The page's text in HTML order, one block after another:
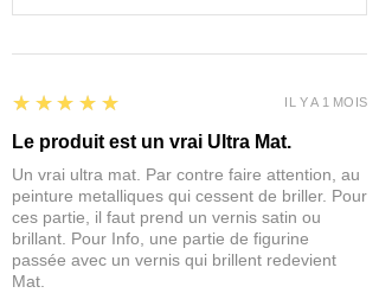
5
★★★★★
Le produit est un vrai Ultra Mat.
Un vrai ultra mat. Par contre faire attention, au
peinture metalliques qui cessent de briller. Pour
ces partie, il faut prend un vernis satin ou
brillant. Pour Info, une partie de figurine
passée avec un vernis qui brillent redevient
Mat.
IL Y A 1 MOIS